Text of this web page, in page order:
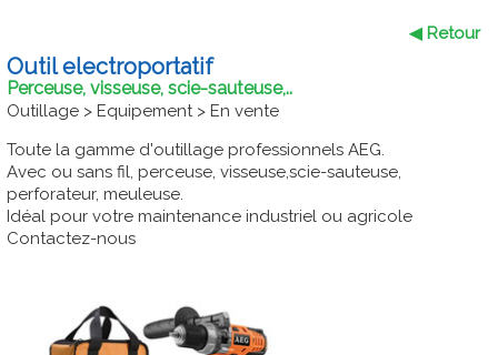
◀ Retour
Outil electroportatif
Perceuse, visseuse, scie-sauteuse,..
Outillage > Equipement > En vente
Toute la gamme d'outillage professionnels AEG.
Avec ou sans fil, perceuse, visseuse,scie-sauteuse,
perforateur, meuleuse.
Idéal pour votre maintenance industriel ou agricole
Contactez-nous